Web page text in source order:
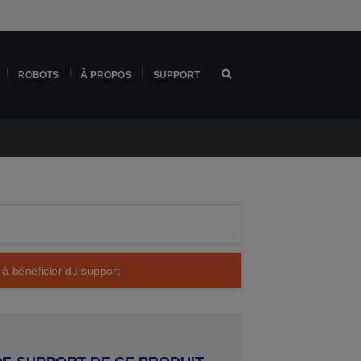
ROBOTS À PROPOS SUPPORT
bénéficier du support.